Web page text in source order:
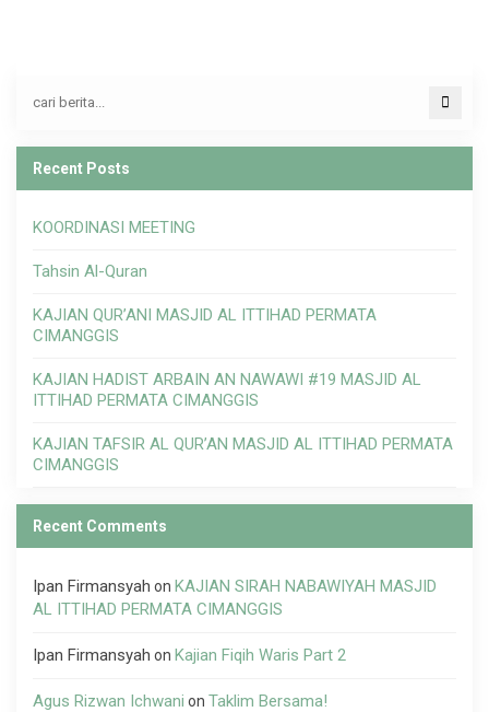
Recent Posts
KOORDINASI MEETING
Tahsin Al-Quran
KAJIAN QUR’ANI MASJID AL ITTIHAD PERMATA
CIMANGGIS
KAJIAN HADIST ARBAIN AN NAWAWI #19 MASJID AL
ITTIHAD PERMATA CIMANGGIS
KAJIAN TAFSIR AL QUR’AN MASJID AL ITTIHAD PERMATA
CIMANGGIS
Recent Comments
Ipan Firmansyah on KAJIAN SIRAH NABAWIYAH MASJID
AL ITTIHAD PERMATA CIMANGGIS
Ipan Firmansyah on Kajian Fiqih Waris Part 2
Agus Rizwan Ichwani on Taklim Bersama!